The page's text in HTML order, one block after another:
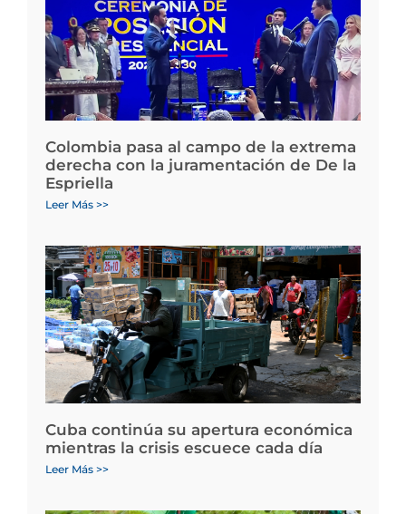
Colombia pasa al campo de la extrema
derecha con la juramentación de De la
Espriella
Leer Más >>
Cuba continúa su apertura económica
mientras la crisis escuece cada día
Leer Más >>